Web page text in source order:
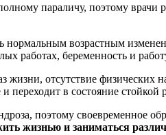
параличу, поэтому
нормальным возрастным
работах, беременность и
отсутствие физических
переходит в состояние
поэтому
жизнью и заниматься